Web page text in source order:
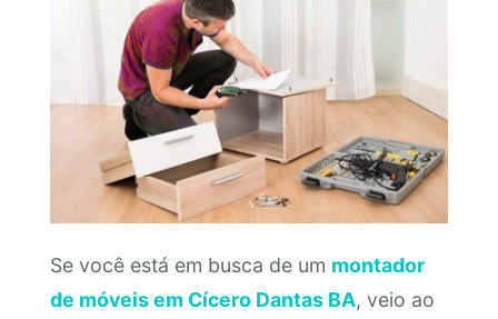
Se você está em busca de um montador
de móveis em Cícero Dantas BA, veio ao